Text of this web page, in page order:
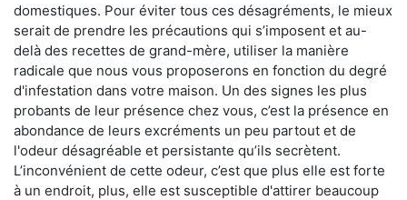
domestiques. Pour éviter tous ces désagréments, le mieux
serait de prendre les précautions qui s’imposent et au-
delà des recettes de grand-mère, utiliser la manière
radicale que nous vous proposerons en fonction du degré
d'infestation dans votre maison. Un des signes les plus
probants de leur présence chez vous, c’est la présence en
abondance de leurs excréments un peu partout et de
l'odeur désagréable et persistante qu’ils secrètent.
L’inconvénient de cette odeur, c’est que plus elle est forte
à un endroit, plus, elle est susceptible d'attirer beaucoup